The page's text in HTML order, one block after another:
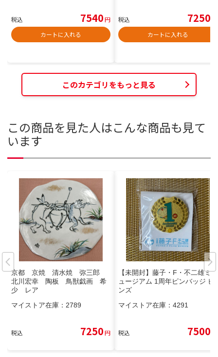
税込 7540円
カートに入れる
税込 7250
カートに入れる
このカテゴリをもっと見る
この商品を見た人はこんな商品も見て
います
京都 京焼 清水焼 弥三郎
北川宏幸 陶板 鳥獣戯画 希
少 レア
マイストア在庫： 2789
税込 7250円
【未開封】藤子・F・不二雄ミ
ュージアム 1周年ピンバッジ ピ
ンズ
マイストア在庫： 4291
税込 7500